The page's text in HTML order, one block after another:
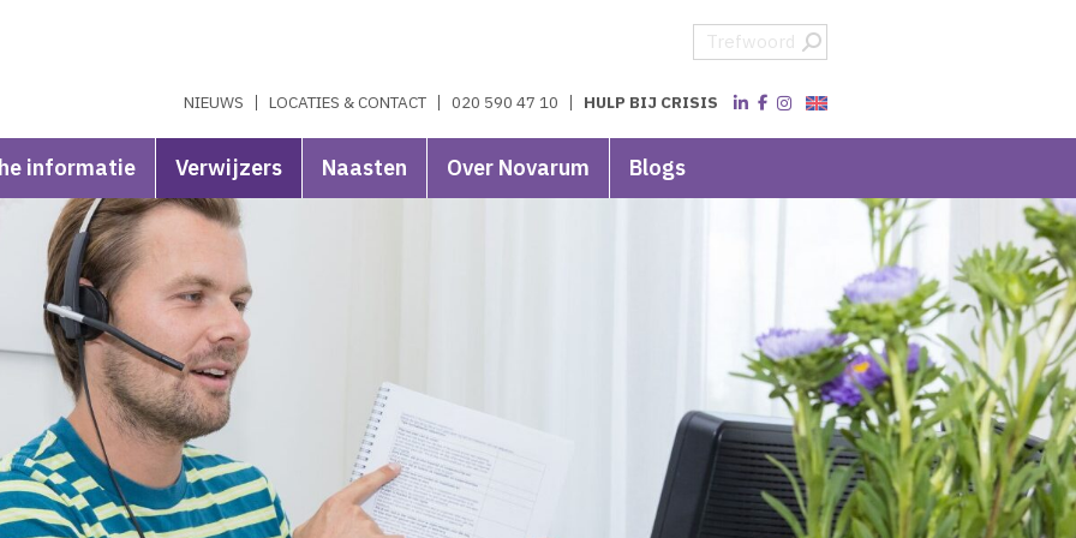
NIEUWS LOCATIES & CONTACT 020 590 47 10 HULP BIJ CRISIS
informatie Verwijzers Naasten Over Novarum Blogs